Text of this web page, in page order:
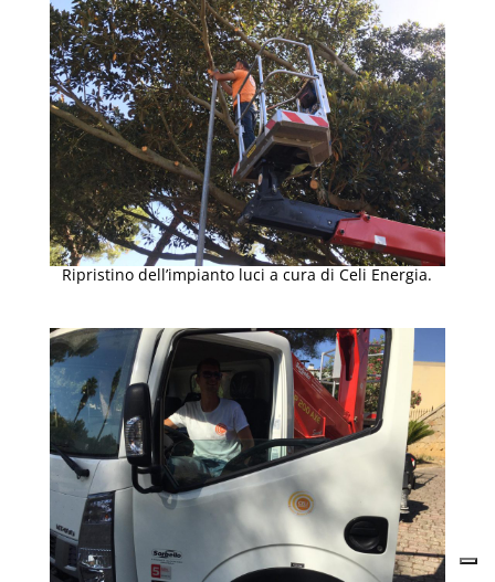
Ripristino dell’impianto luci a cura di Celi Energia.